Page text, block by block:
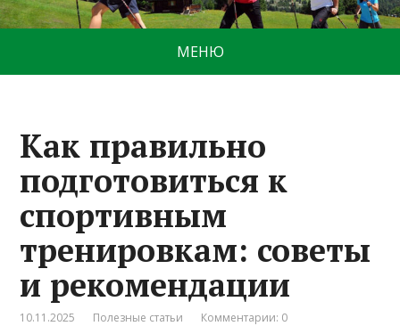
МЕНЮ
Как правильно
подготовиться к
спортивным
тренировкам: советы
и рекомендации
10.11.2025 Полезные статьи Комментарии: 0